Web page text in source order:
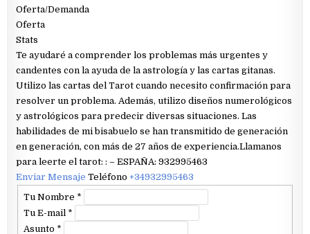
Oferta/Demanda
Oferta
Stats
Te ayudaré a comprender los problemas más urgentes y
candentes con la ayuda de la astrología y las cartas gitanas.
Utilizo las cartas del Tarot cuando necesito confirmación para
resolver un problema. Además, utilizo diseños numerológicos
y astrológicos para predecir diversas situaciones. Las
habilidades de mi bisabuelo se han transmitido de generación
en generación, con más de 27 años de experiencia.Llamanos
para leerte el tarot: : – ESPAÑA: 932995463
Enviar MensajeTeléfono+34932995463
Tu Nombre *
Tu E-mail *
Asunto *